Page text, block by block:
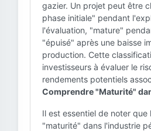
gazier. Un projet peut être
phase initiale" pendant
l'évaluation, "mature"
"épuisé" après une baisse
production. Cette
investisseurs à évaluer le
rendements potentiels
Comprendre "Maturité"
Il est essentiel de noter
"maturité" dans l'industrie